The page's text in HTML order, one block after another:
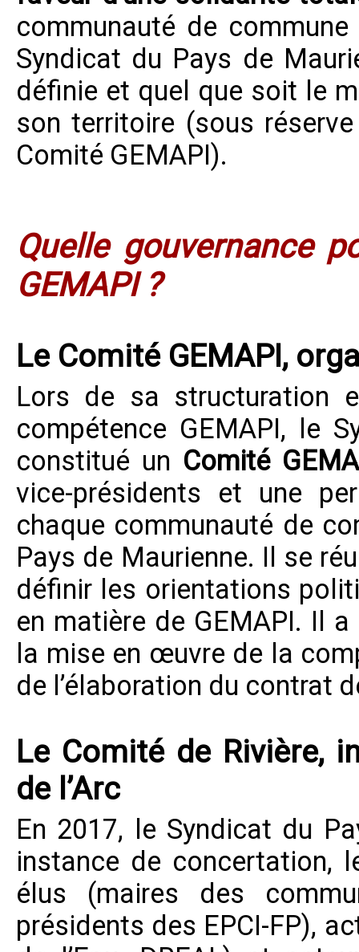
communauté de
Syndicat du Pays de
définie et quel que soit le
son territoire (sous
Comité GEMAPI).
Quelle gouvernance
GEMAPI ?
Le Comité GEMAPI,
Lors de sa structuration
compétence GEMAPI, le
constitué un Comité
vice-présidents et une
chaque communauté de
Pays de Maurienne. Il se
définir les orientations
en matière de GEMAPI. Il
la mise en œuvre de la
de l’élaboration du contrat
Le Comité de Rivière,
de l’Arc
En 2017, le Syndicat du
instance de concertation,
élus (maires des
présidents des EPCI-FP),